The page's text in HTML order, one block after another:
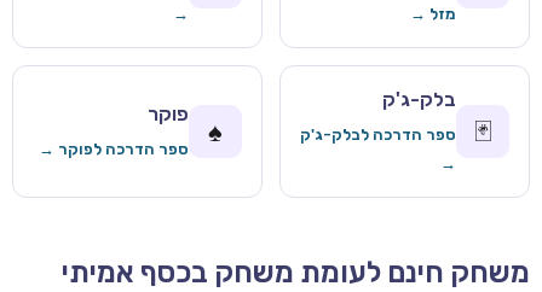
מזל →
→
🃏
בלק-ג'ק
ספר הדרכה לבלק-ג'ק
→
♠️
פוקר
ספר הדרכה לפוקר →
משחק חינם לעומת משחק בכסף אמיתי